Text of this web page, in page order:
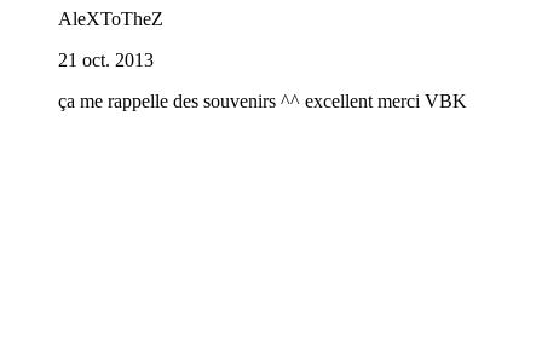
AleXToTheZ
21 oct. 2013
ça me rappelle des souvenirs ^^ excellent merci VBK